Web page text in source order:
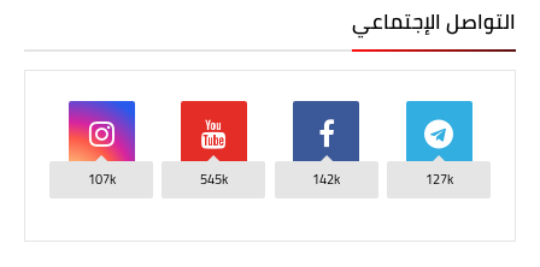
التواصل الإجتماعي
127k
142k
545k
107k